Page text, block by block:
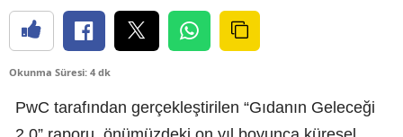
Okunma Süresi: 4 dk
PwC tarafından gerçekleştirilen “Gıdanın Geleceği